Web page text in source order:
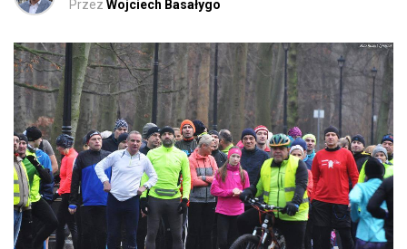
Przez Wojciech Basałygo